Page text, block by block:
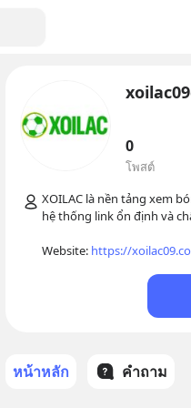
0
โพสต์
XOILAC là nền tảng xem
hệ thống link ổn định và
Website: https://
หน้าหลัก คำถาม